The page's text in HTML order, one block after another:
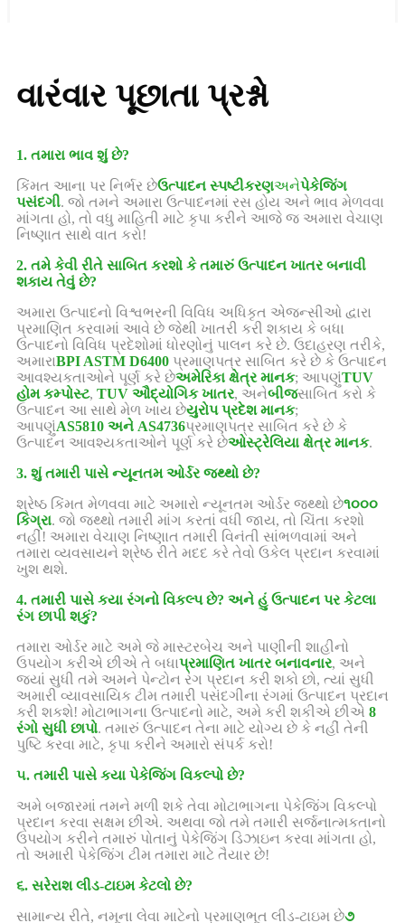
વારંવાર પૂછાતા પ્રશ્નો
1. તમારા ભાવ શું છે?
કિંમત આના પર નિર્ભર છેઉત્પાદન સ્પષ્ટીકરણઅનેપેકેજિંગ
પસંદગી. જો તમને અમારા ઉત્પાદનમાં રસ હોય અને ભાવ મેળવવા
માંગતા હો, તો વધુ માહિતી માટે કૃપા કરીને આજે જ અમારા વેચાણ
નિષ્ણાત સાથે વાત કરો!
2. તમે કેવી રીતે સાબિત કરશો કે તમારું ઉત્પાદન ખાતર બનાવી
શકાય તેવું છે?
અમારા ઉત્પાદનો વિશ્વભરની વિવિધ અધિકૃત એજન્સીઓ દ્વારા
પ્રમાણિત કરવામાં આવે છે જેથી ખાતરી કરી શકાય કે બધા
ઉત્પાદનો વિવિધ પ્રદેશોમાં ધોરણોનું પાલન કરે છે. ઉદાહરણ તરીકે,
અમારાBPI ASTM D6400 પ્રમાણપત્ર સાબિત કરે છે કે ઉત્પાદન
આવશ્યકતાઓને પૂર્ણ કરે છેઅમેરિકા ક્ષેત્ર માનક; આપણુંTUV
હોમ કમ્પોસ્ટ, TUV ઔદ્યોગિક ખાતર, અનેબીજસાબિત કરો કે
ઉત્પાદન આ સાથે મેળ ખાય છેયુરોપ પ્રદેશ માનક;
આપણુંAS5810 અને AS4736પ્રમાણપત્ર સાબિત કરે છે કે
ઉત્પાદન આવશ્યકતાઓને પૂર્ણ કરે છેઓસ્ટ્રેલિયા ક્ષેત્ર માનક.
3. શું તમારી પાસે ન્યૂનતમ ઓર્ડર જથ્થો છે?
શ્રેષ્ઠ કિંમત મેળવવા માટે અમારો ન્યૂનતમ ઓર્ડર જથ્થો છે૧૦૦૦
કિગ્રા. જો જથ્થો તમારી માંગ કરતાં વધી જાય, તો ચિંતા કરશો
નહીં! અમારા વેચાણ નિષ્ણાત તમારી વિનંતી સાંભળવામાં અને
તમારા વ્યવસાયને શ્રેષ્ઠ રીતે મદદ કરે તેવો ઉકેલ પ્રદાન કરવામાં
ખુશ થશે.
4. તમારી પાસે કયા રંગનો વિકલ્પ છે? અને હું ઉત્પાદન પર કેટલા
રંગ છાપી શકું?
તમારા ઓર્ડર માટે અમે જે માસ્ટરબેચ અને પાણીની શાહીનો
ઉપયોગ કરીએ છીએ તે બધાપ્રમાણિત ખાતર બનાવનાર, અને
જ્યાં સુધી તમે અમને પેન્ટોન રંગ પ્રદાન કરી શકો છો, ત્યાં સુધી
અમારી વ્યાવસાયિક ટીમ તમારી પસંદગીના રંગમાં ઉત્પાદન પ્રદાન
કરી શકશે! મોટાભાગના ઉત્પાદનો માટે, અમે કરી શકીએ છીએ 8
રંગો સુધી છાપો. તમારું ઉત્પાદન તેના માટે યોગ્ય છે કે નહીં તેની
પુષ્ટિ કરવા માટે, કૃપા કરીને અમારો સંપર્ક કરો!
૫. તમારી પાસે કયા પેકેજિંગ વિકલ્પો છે?
અમે બજારમાં તમને મળી શકે તેવા મોટાભાગના પેકેજિંગ વિકલ્પો
પ્રદાન કરવા સક્ષમ છીએ. અથવા જો તમે તમારી સર્જનાત્મકતાનો
ઉપયોગ કરીને તમારું પોતાનું પેકેજિંગ ડિઝાઇન કરવા માંગતા હો,
તો અમારી પેકેજિંગ ટીમ તમારા માટે તૈયાર છે!
૬. સરેરાશ લીડ-ટાઇમ કેટલો છે?
સામાન્ય રીતે, નમૂના લેવા માટેનો પ્રમાણભૂત લીડ-ટાઇમ છે૭